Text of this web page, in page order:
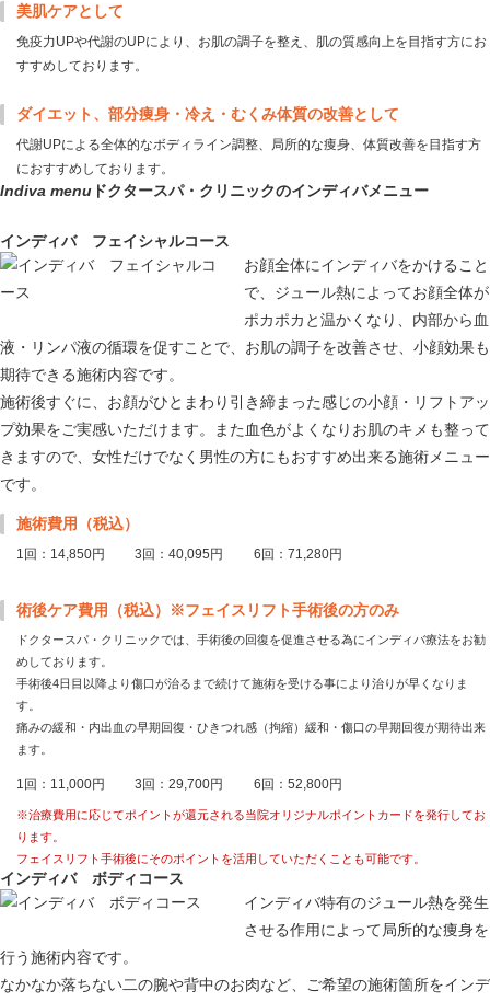
美肌ケアとして
免疫力UPや代謝のUPにより、お肌の調子を整え、肌の質感向上を目指す方にお
すすめしております。
ダイエット、部分痩身・冷え・むくみ体質の改善として
代謝UPによる全体的なボディライン調整、局所的な痩身、体質改善を目指す方
におすすめしております。
Indiva menu ドクタースパ・クリニックのインディバメニュー
インディバ フェイシャルコース
お顔全体にインディバをかけること
で、ジュール熱によってお顔全体が
ポカポカと温かくなり、内部から血
液・リンパ液の循環を促すことで、お肌の調子を改善させ、小顔効果も
期待できる施術内容です。
施術後すぐに、お顔がひとまわり引き締まった感じの小顔・リフトアッ
プ効果をご実感いただけます。また血色がよくなりお肌のキメも整って
きますので、女性だけでなく男性の方にもおすすめ出来る施術メニュー
です。
施術費用（税込）
1回：14,850円 3回：40,095円 6回：71,280円
術後ケア費用（税込）※フェイスリフト手術後の方のみ
ドクタースパ・クリニックでは、手術後の回復を促進させる為にインディバ療法をお勧
めしております。
手術後4日目以降より傷口が治るまで続けて施術を受ける事により治りが早くなりま
す。
痛みの緩和・内出血の早期回復・ひきつれ感（拘縮）緩和・傷口の早期回復が期待出来
ます。
1回：11,000円 3回：29,700円 6回：52,800円
※治療費用に応じてポイントが還元される当院オリジナルポイントカードを発行してお
ります。
フェイスリフト手術後にそのポイントを活用していただくことも可能です。
インディバ ボディコース
インディバ特有のジュール熱を発生
させる作用によって局所的な痩身を
行う施術内容です。
なかなか落ちない二の腕や背中のお肉など、ご希望の施術箇所をインデ